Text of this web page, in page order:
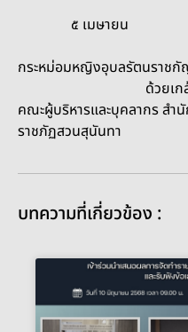
๕ เมษายน
วันคล้าย
กระหม่อมหญิงอุบลรัตนราช
ด้วยเกล้าด้วยกระ
คณะผู้บริหารและบุคลากร สำ
ราชภัฏสวนสุนันทา
บทความที่เกี่ยวข้อง :